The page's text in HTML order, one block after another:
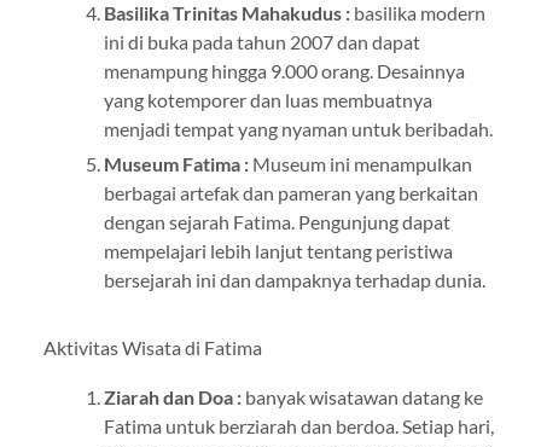
Basilika Trinitas Mahakudus :basilika modern
ini di buka pada tahun 2007 dan dapat
menampung hingga 9.000 orang. Desainnya
yang kotemporer dan luas membuatnya
menjadi tempat yang nyaman untuk beribadah.
Museum Fatima :Museum ini menampulkan
berbagai artefak dan pameran yang berkaitan
dengan sejarah Fatima. Pengunjung dapat
mempelajari lebih lanjut tentang peristiwa
bersejarah ini dan dampaknya terhadap dunia.
Aktivitas Wisata di Fatima
Ziarah dan Doa :banyak wisatawan datang ke
Fatima untuk berziarah dan berdoa. Setiap hari,